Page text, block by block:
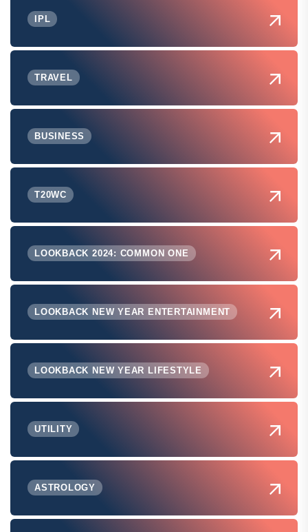
IPL
TRAVEL
BUSINESS
T20WC
LOOKBACK 2024: COMMON ONE
LOOKBACK NEW YEAR ENTERTAINMENT
LOOKBACK NEW YEAR LIFESTYLE
UTILITY
ASTROLOGY